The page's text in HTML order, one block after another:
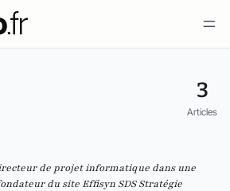
3
Articles
de projet informatique dans une
du site Effisyn SDS Stratégie